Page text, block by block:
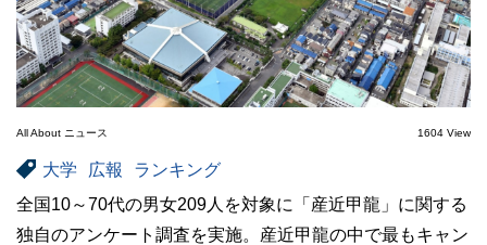
All About ニュース 1604 View
大学 広報
ランキング
全国10～70代の男女209人を対象に「産近甲龍」に関する
独自のアンケート調査を実施。産近甲龍の中で最もキャン